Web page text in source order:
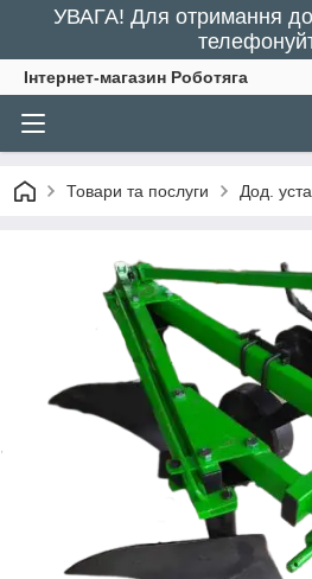
УВАГА! Для отримання
Інтернет-магазин Роботяга
Товари та послуги Дод.